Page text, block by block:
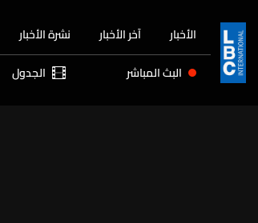
الأخبار آخر الأخبار نشرة الأخبار
البث المباشر الجدول